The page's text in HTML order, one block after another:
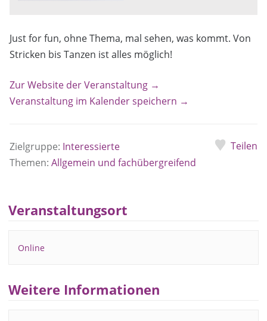
Just for fun, ohne Thema, mal sehen, was kommt. Von
Stricken bis Tanzen ist alles möglich!
Zur Website der Veranstaltung →
Veranstaltung im Kalender speichern →
Zielgruppe: Interessierte
Themen: Allgemein und fachübergreifend
Teilen
Veranstaltungsort
Online
Weitere Informationen